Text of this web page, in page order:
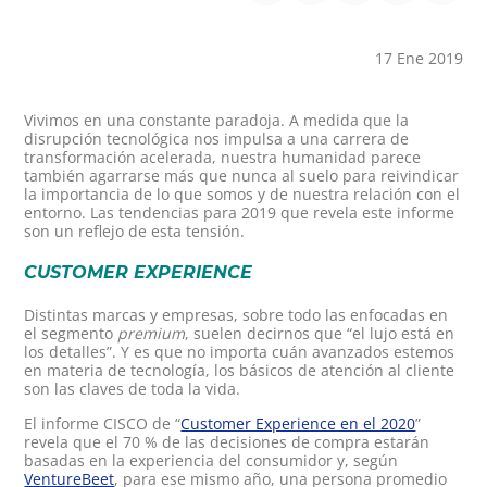
17 Ene 2019
Vivimos en una constante paradoja. A medida que la
disrupción tecnológica nos impulsa a una carrera de
transformación acelerada, nuestra humanidad parece
también agarrarse más que nunca al suelo para reivindicar
la importancia de lo que somos y de nuestra relación con el
entorno. Las tendencias para 2019 que revela este informe
son un reflejo de esta tensión.
CUSTOMER EXPERIENCE
Distintas marcas y empresas, sobre todo las enfocadas en
el segmento premium, suelen decirnos que “el lujo está en
los detalles”. Y es que no importa cuán avanzados estemos
en materia de tecnología, los básicos de atención al cliente
son las claves de toda la vida.
El informe CISCO de “Customer Experience en el 2020”
revela que el 70 % de las decisiones de compra estarán
basadas en la experiencia del consumidor y, según
VentureBeet, para ese mismo año, una persona promedio